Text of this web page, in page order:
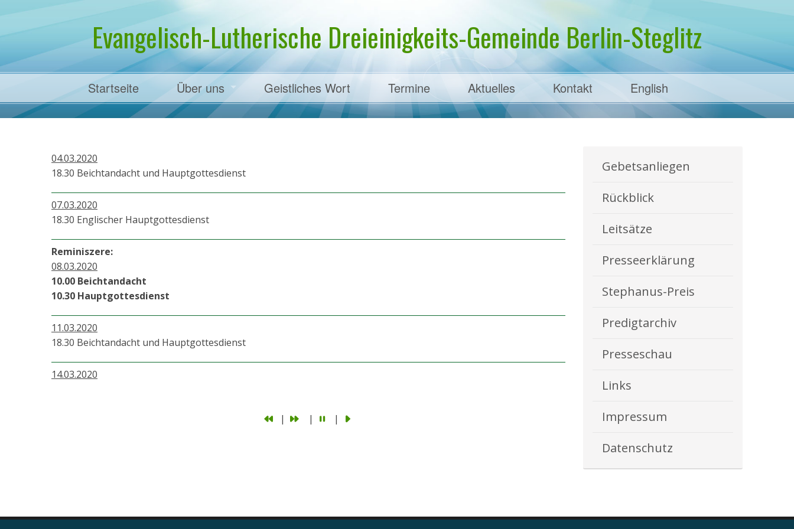
Evangelisch-Lutherische Dreieinigkeits-Gemeinde Berlin-Steglitz
Startseite
Über uns
Pfarrer Dr. Martens
Geistliches Wort Termine Aktuelles Kontakt English
04.03.2020
18.30 Beichtandacht und Hauptgottesdienst
07.03.2020
18.30 Englischer Hauptgottesdienst
Reminiszere:
08.03.2020
10.00 Beichtandacht
10.30 Hauptgottesdienst
11.03.2020
18.30 Beichtandacht und Hauptgottesdienst
14.03.2020
| | |
Gebetsanliegen
Rückblick
Leitsätze
Presseerklärung
Stephanus-Preis
Predigtarchiv
Presseschau
Links
Impressum
Datenschutz